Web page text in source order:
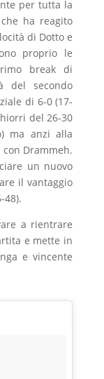
per tutta la
ha reagito
di Dotto e
proprio le
break di
del secondo
di 6-0 (17-
del 26-30
ma anzi alla
Drammeh.
un nuovo
il vantaggio
48).
a rientrare
e mette in
e vincente